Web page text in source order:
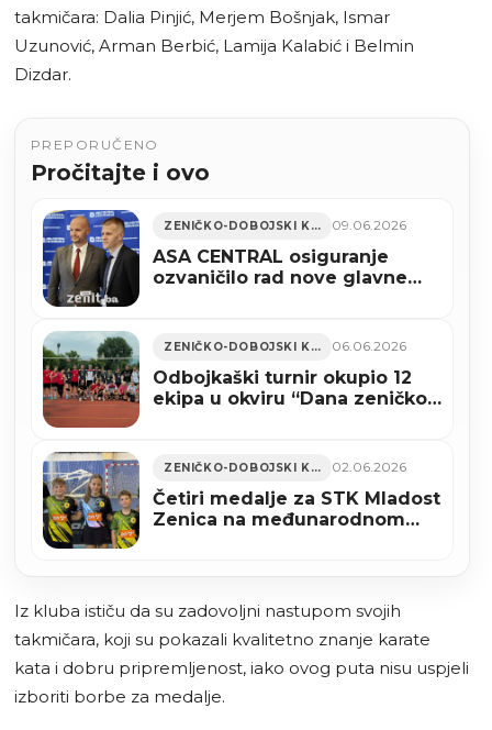
takmičara: Dalia Pinjić, Merjem Bošnjak, Ismar
Uzunović, Arman Berbić, Lamija Kalabić i Belmin
Dizdar.
PREPORUČENO
Pročitajte i ovo
ZENIČKO-DOBOJSKI KANTON 09.06.2026
ASA CENTRAL osiguranje
ozvaničilo rad nove glavne
ZENIČKO-DOBOJSKI KANTON 06.06.2026
Odbojkaški turnir okupio 12
ekipa u okviru “Dana zeničkog
ZENIČKO-DOBOJSKI KANTON 02.06.2026
Četiri medalje za STK Mladost
Zenica na međunarodnom
Iz kluba ističu da su zadovoljni nastupom svojih
takmičara, koji su pokazali kvalitetno znanje karate
kata i dobru pripremljenost, iako ovog puta nisu uspjeli
izboriti borbe za medalje.